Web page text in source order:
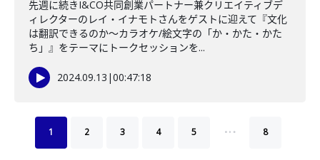
先週に続きI&CO共同創業パートナー兼クリエイティブデ
ィレクターのレイ・イナモトさんをゲストに迎えて『文化
は翻訳できるのか〜カラオケ/絵文字の「か・かた・かた
ち」』をテーマにトークセッションを...
2024.09.13 |00:47:18
1 2 3 4 5 … 8